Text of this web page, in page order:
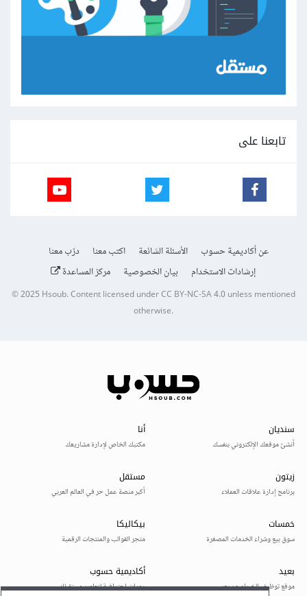
تابعنا على
عن أكاديمية حسوب الأسئلة الشائعة اكتب معنا
درّب معنا
إرشادات الاستخدام
بيان الخصوصية مركز المساعدة
© 2025Hsoub.Content licensed underCC BY-NC-SA 4.0unless mentioned
otherwise.